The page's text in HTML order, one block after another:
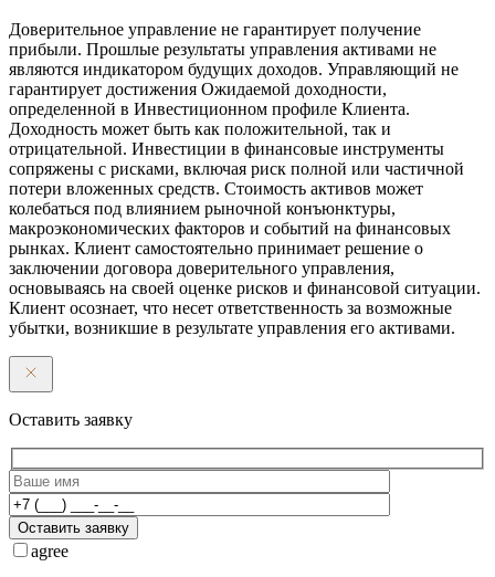
Доверительное управление не гарантирует получение
прибыли. Прошлые результаты управления активами не
являются индикатором будущих доходов. Управляющий не
гарантирует достижения Ожидаемой доходности,
определенной в Инвестиционном профиле Клиента.
Доходность может быть как положительной, так и
отрицательной. Инвестиции в финансовые инструменты
сопряжены с рисками, включая риск полной или частичной
потери вложенных средств. Стоимость активов может
колебаться под влиянием рыночной конъюнктуры,
макроэкономических факторов и событий на финансовых
рынках. Клиент самостоятельно принимает решение о
заключении договора доверительного управления,
основываясь на своей оценке рисков и финансовой ситуации.
Клиент осознает, что несет ответственность за возможные
убытки, возникшие в результате управления его активами.
Оставить заявку
Оставить заявку
agree